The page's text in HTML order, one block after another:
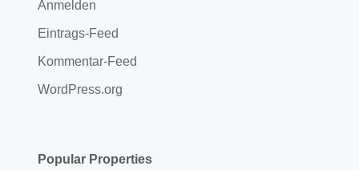
Anmelden
Eintrags-Feed
Kommentar-Feed
WordPress.org
Popular Properties